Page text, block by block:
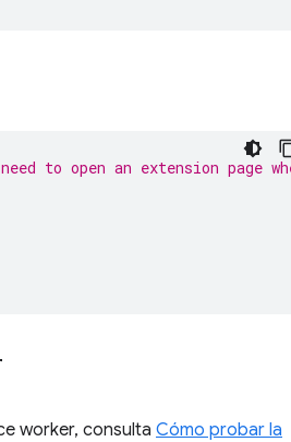
to open an extension page
worker, consulta Cómo probar la